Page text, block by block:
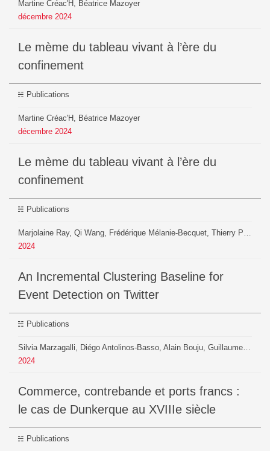
Martine Créac'H, Béatrice Mazoyer
décembre 2024
Le mème du tableau vivant à l’ère du
confinement
Publications
Martine Créac'H, Béatrice Mazoyer
décembre 2024
Le mème du tableau vivant à l’ère du
confinement
Publications
Marjolaine Ray, Qi Wang, Frédérique Mélanie-Becquet, Thierry Poibeau, Béatrice Mazoyer
2024
An Incremental Clustering Baseline for
Event Detection on Twitter
Publications
Silvia Marzagalli, Diégo Antolinos-Basso, Alain Bouju, Guillaume Brioudes, Loïc Charles, Kelly Christensen, Guillaume Daudin, Robin de Mourat, Paul Girard, Hélène Herman, Beatrice Mazoyer, Christian Pfister-Langanay, Guillaume Plique, Christine Plumejeaud-Perreau, Pierrick Pourchasse, Benjamin Ooghe-Tabanou, Niccolò Sofia Pierre, Maxime Zoffoli
2024
Commerce, contrebande et ports francs :
le cas de Dunkerque au XVIIIe siècle
Publications